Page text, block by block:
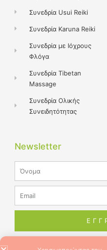
Συνεδρία Usui Reiki
Συνεδρία Karuna Reiki
Συνεδρία με Ιόχρους
Φλόγα
Συνεδρία Tibetan
Massage
Συνεδρία Ολικής
Συνειδητότητας
Newsletter